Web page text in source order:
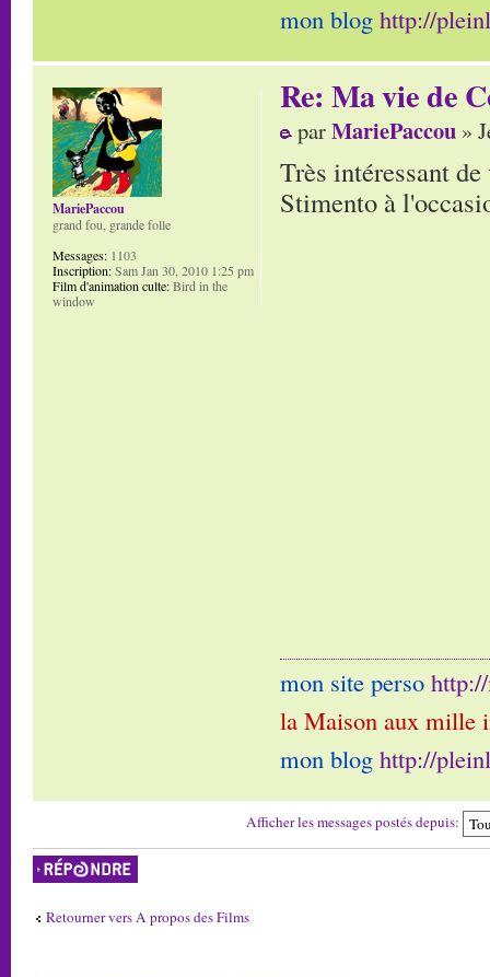
mon blog http://
Re: Ma vie de
parMariePaccou »
Très intéressant
Stimento à
mon site perso
la Maison aux mille
mon blog http://
MariePaccou
grand fou, grande folle
Messages: 1103
Inscription:Sam Jan 30, 2010 1:25 pm
Film d'animation culte:Bird in the
window
Afficher les messages postés depuis:
Répondre
Retourner vers A propos des Films